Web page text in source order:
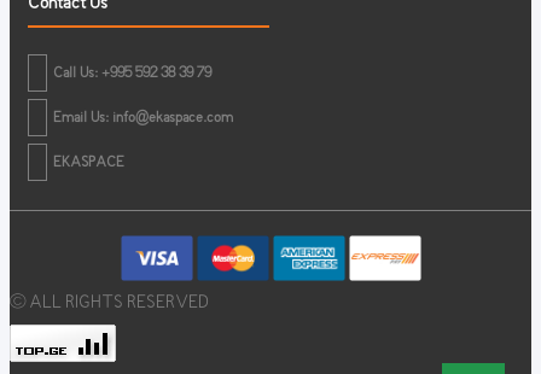
Call Us: +995 592 38 39 79
Email Us: info@ekaspace.com
EKASPACE
© ALL RIGHTS RESERVED